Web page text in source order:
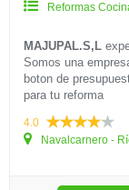
Reformas
MAJUPAL.S,L
Somos una
boton de
para tu reforma
4.0
Navalcarnero -